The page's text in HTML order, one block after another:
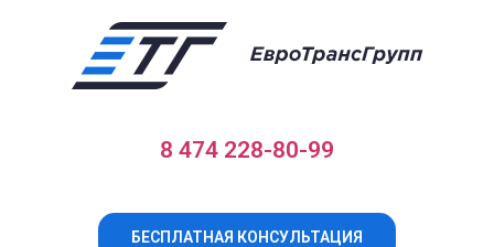
8 474 228-80-99
БЕСПЛАТНАЯ КОНСУЛЬТАЦИЯ